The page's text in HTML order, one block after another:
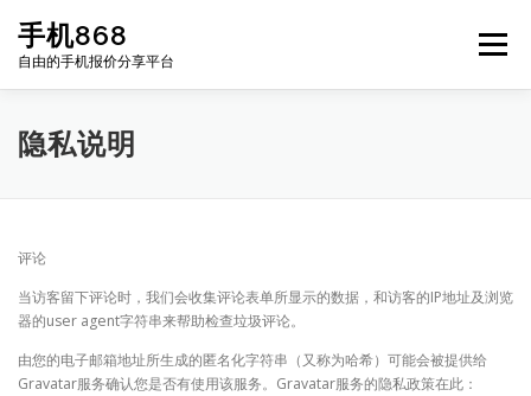
content
手机868
自由的手机报价分享平台
Menu
HOME
隐私说明
评论
当访客留下评论时，我们会收集评论表单所显示的数据，和访客的IP地址及浏览
器的user agent字符串来帮助检查垃圾评论。
由您的电子邮箱地址所生成的匿名化字符串（又称为哈希）可能会被提供给
Gravatar服务确认您是否有使用该服务。Gravatar服务的隐私政策在此：